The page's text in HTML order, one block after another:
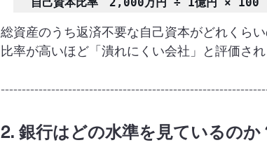
総資産のうち返済不要な自己資本がどれくら
比率が高いほど「潰れにくい会社」と評価され
2. 銀行はどの水準を見ているのか